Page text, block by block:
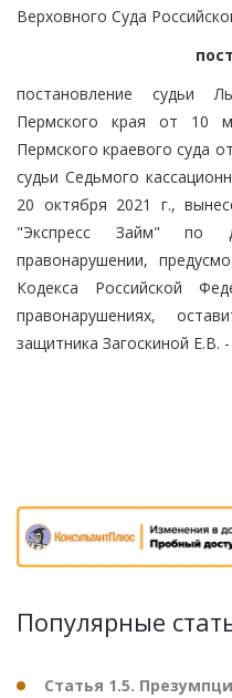
Верховного Суда
постановление судьи
Пермского края от 10
Пермского краевого суда
судьи Седьмого
20 октября 2021 г.,
"Экспресс Займ" по
правонарушении,
Кодекса Российской
правонарушениях,
защитника Загоскиной Е.В.
Популярные
Статья 1.5.